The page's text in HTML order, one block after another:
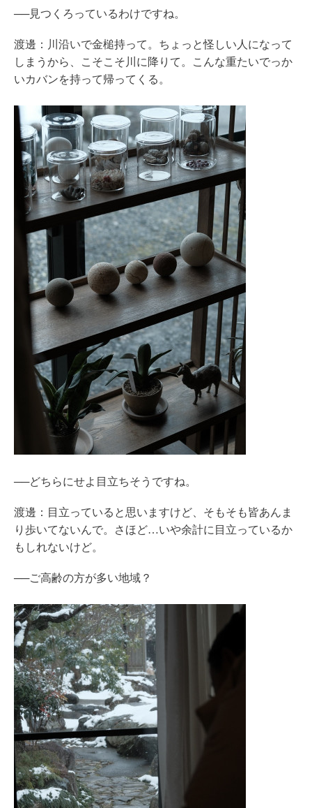
──見つくろっているわけですね。
渡邊：川沿いで金槌持って。ちょっと怪しい人になって
しまうから、こそこそ川に降りて。こんな重たいでっか
いカバンを持って帰ってくる。
──どちらにせよ目立ちそうですね。
渡邊：目立っていると思いますけど、そもそも皆あんま
り歩いてないんで。さほど…いや余計に目立っているか
もしれないけど。
──ご高齢の方が多い地域？